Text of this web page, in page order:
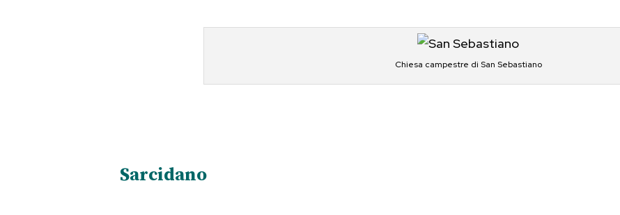
Chiesa campestre di San Sebastiano
Sarcidano